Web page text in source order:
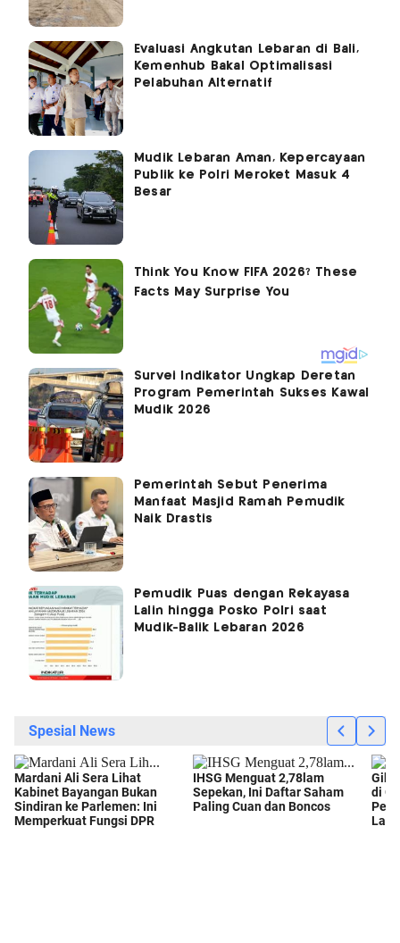
Evaluasi Angkutan Lebaran di Bali,
Kemenhub Bakal Optimalisasi
Pelabuhan Alternatif
Mudik Lebaran Aman, Kepercayaan
Publik ke Polri Meroket Masuk 4
Besar
Survei Indikator Ungkap Deretan
Program Pemerintah Sukses Kawal
Mudik 2026
Pemerintah Sebut Penerima
Manfaat Masjid Ramah Pemudik
Naik Drastis
Pemudik Puas dengan Rekayasa
Lalin hingga Posko Polri saat
Mudik-Balik Lebaran 2026